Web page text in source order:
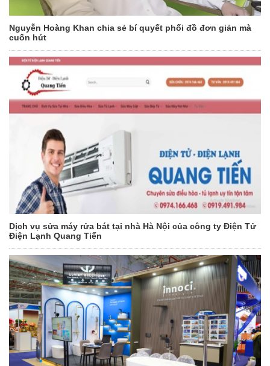
Nguyễn Hoàng Khan chia sẻ bí quyết phối đồ đơn giản mà
cuốn hút
Dịch vụ sửa máy rửa bát tại nhà Hà Nội của công ty Điện Tử
Điện Lạnh Quang Tiến